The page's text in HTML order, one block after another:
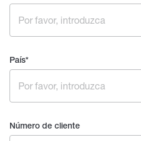
País*
Número de cliente